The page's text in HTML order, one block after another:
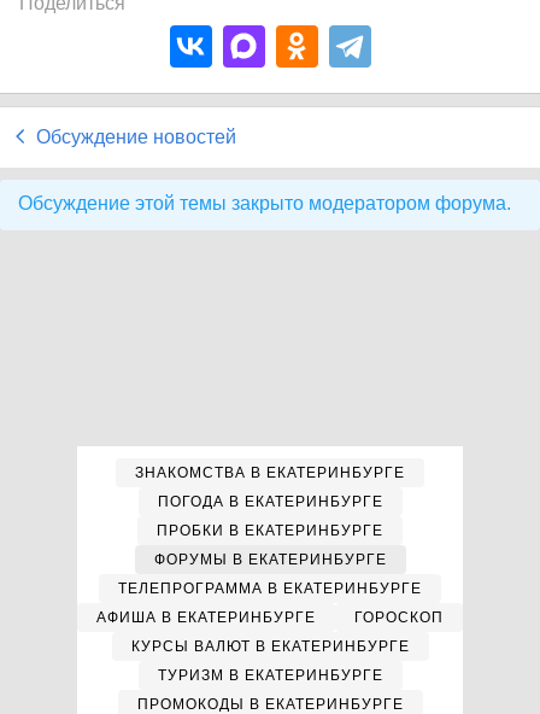
Обсуждение новостей
Обсуждение этой темы закрыто модератором форума.
ЗНАКОМСТВА В ЕКАТЕРИНБУРГЕ
ПОГОДА В ЕКАТЕРИНБУРГЕ
ПРОБКИ В ЕКАТЕРИНБУРГЕ
ФОРУМЫ В ЕКАТЕРИНБУРГЕ
ТЕЛЕПРОГРАММА В ЕКАТЕРИНБУРГЕ
АФИША В ЕКАТЕРИНБУРГЕ
ГОРОСКОП
КУРСЫ ВАЛЮТ В ЕКАТЕРИНБУРГЕ
ТУРИЗМ В ЕКАТЕРИНБУРГЕ
ПРОМОКОДЫ В ЕКАТЕРИНБУРГЕ